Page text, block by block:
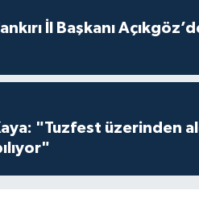
İl Başkanı
"Tuzfest üzerinden